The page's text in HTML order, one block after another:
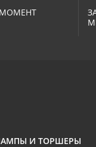
МОМЕНТ
И ТОРШЕРЫ